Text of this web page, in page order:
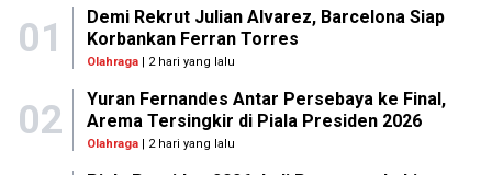
01
Demi Rekrut Julian Alvarez, Barcelona Siap
Korbankan Ferran Torres
Olahraga| 2 hari yang lalu
02
Yuran Fernandes Antar Persebaya ke Final,
Arema Tersingkir di Piala Presiden 2026
Olahraga| 2 hari yang lalu